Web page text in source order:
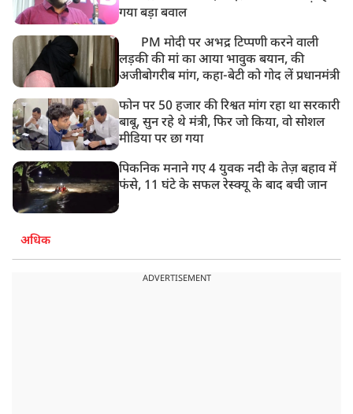
गया बड़ा बवाल
PM मोदी पर अभद्र टिप्पणी करने वाली
लड़की की मां का आया भावुक बयान, की
अजीबोगरीब मांग, कहा-बेटी को गोद लें प्रधानमंत्री
फोन पर 50 हजार की रिश्वत मांग रहा था सरकारी
बाबू, सुन रहे थे मंत्री, फिर जो किया, वो सोशल
मीडिया पर छा गया
पिकनिक मनाने गए 4 युवक नदी के तेज़ बहाव में
फंसे, 11 घंटे के सफल रेस्क्यू के बाद बची जान
अधिक
ADVERTISEMENT